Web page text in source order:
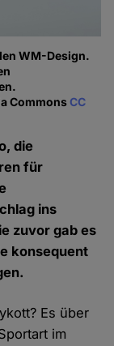
WM-Design.
CommonsCC
die
für
ins
zuvor gab es
konsequent
Es über
im